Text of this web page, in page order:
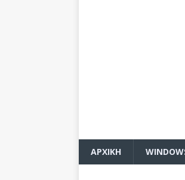
ΑΡΧΙΚΗ